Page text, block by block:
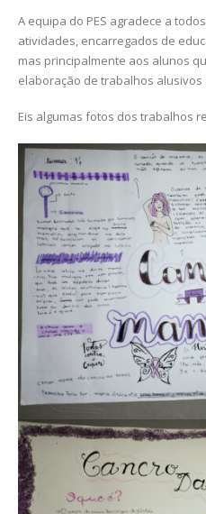
A equipa do PES agradece a
atividades, encarregados de
mas principalmente aos alunos
elaboração de trabalhos alusivos
Eis algumas fotos dos trabalhos